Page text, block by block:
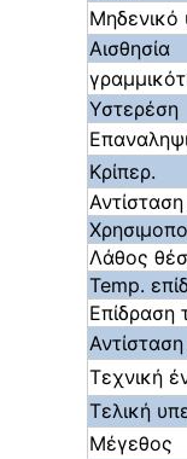
Μηδενικό
Αισθησία
Υστερέση
Κρίπερ.
Λάθος
Temp.
Επίδραση
Τεχνική
Τελική
Μέγεθος